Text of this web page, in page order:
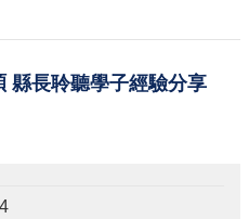
縣長聆聽學子經驗分享